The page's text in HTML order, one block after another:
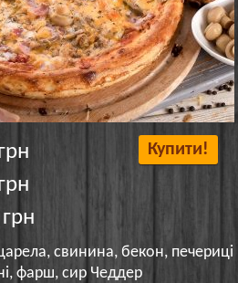
Купити!
свинина, бекон, печериці
фарш, сир Чеддер